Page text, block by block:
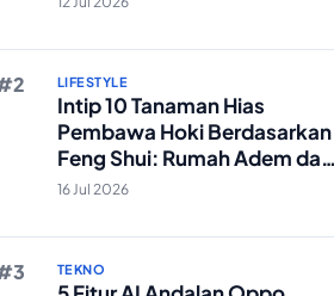
LIFESTYLE
Intip 10 Tanaman Hias
Pembawa Hoki Berdasarkan
Feng Shui: Rumah Adem dan
Rezeki Lancar!
16 Jul 2026
TEKNO